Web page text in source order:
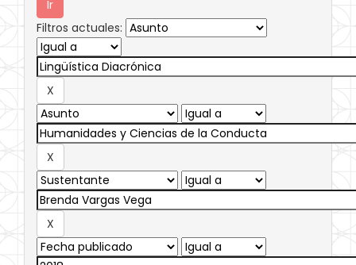
Filtros actuales: